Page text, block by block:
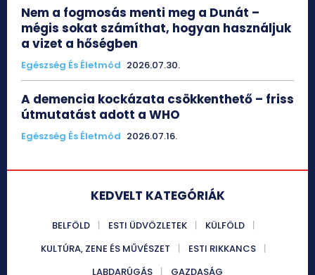
Nem a fogmosás menti meg a Dunát –
mégis sokat számíthat, hogyan használjuk
a vizet a hőségben
Egészség És Életmód 2026.07.30.
A demencia kockázata csökkenthető – friss
útmutatást adott a WHO
Egészség És Életmód 2026.07.16.
KEDVELT KATEGÓRIÁK
BELFÖLD ESTI ÜDVÖZLETEK
KÜLFÖLD
KULTÚRA, ZENE ÉS MŰVÉSZET
ESTI RIKKANCS
LABDARÚGÁS
GAZDASÁG